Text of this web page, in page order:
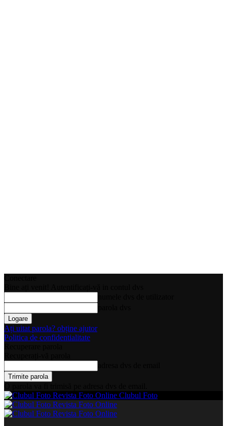
Ați uitat parola? obține ajutor
Politica de confidentialitate
Clubul Foto